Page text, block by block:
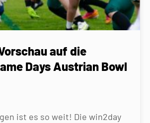
auf die
Days Austrian Bowl
ist es so weit! Die win2day